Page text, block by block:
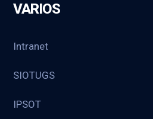
VARIOS
Intranet
SIOTUGS
IPSOT